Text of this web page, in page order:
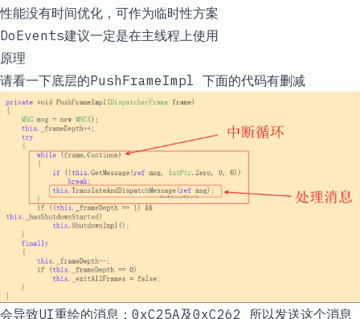
性能没有时间优化，可作为临时性方案
DoEvents建议一定是在主线程上使用
原理
请看一下底层的PushFrameImpl 下面的代码有删减
会导致UI重绘的消息：0xC25A及0xC262 所以发送这个消息